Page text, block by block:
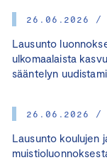
26.06.2026 /
Lausunto
ulkomaalaista
sääntelyn
26.06.2026 /
Lausunto koulujen